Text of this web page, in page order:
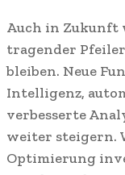
Auch in Zukunft
tragender
bleiben. Neue
Intelligenz,
verbesserte
weiter steigern.
Optimierung